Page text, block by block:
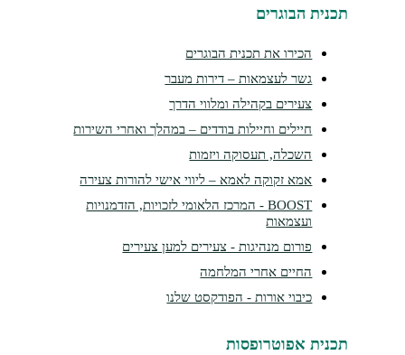
הבוגרים
הכירו את תכנית הבוגרים
גשר לעצמאות – דירות מעבר
צעירים בקהילה ומלווי הדרך
חיילים וחיילות בודדים – במהלך ואחרי השירות
השכלה, תעסוקה ויזמות
אמא זקוקה לאמא – ליווי אישי להורות צעירה
BOOST - המרכז הלאומי לזכויות, הזדמנויות
פורום מנהיגות - צעירים למען צעירים
החיים אחרי המלחמה
כיבוי אורות - הפודקסט שלנו
אפוטרופסות